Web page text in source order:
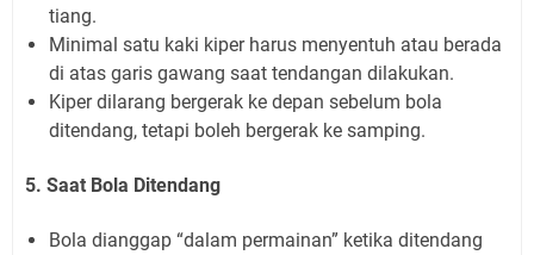
tiang.
Minimal satu kaki kiper harus menyentuh atau berada
di atas garis gawang saat tendangan dilakukan.
Kiper dilarang bergerak ke depan sebelum bola
ditendang, tetapi boleh bergerak ke samping.
5. Saat Bola Ditendang
Bola dianggap “dalam permainan” ketika ditendang